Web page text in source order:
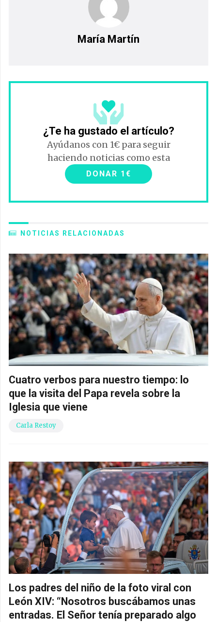
María Martín
¿Te ha gustado el artículo?
Ayúdanos con 1€ para seguir
haciendo noticias como esta
DONAR 1€
NOTICIAS RELACIONADAS
Cuatro verbos para nuestro tiempo: lo
que la visita del Papa revela sobre la
Iglesia que viene
Carla Restoy
Los padres del niño de la foto viral con
León XIV: “Nosotros buscábamos unas
entradas. El Señor tenía preparado algo